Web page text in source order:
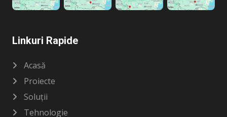
Linkuri Rapide
Acasă
Proiecte
Soluții
Tehnologie